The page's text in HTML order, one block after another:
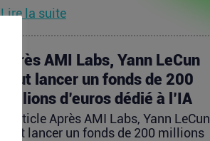
Lire la suite
Après AMI Labs, Yann LeCun
veut lancer un fonds de 200
millions d’euros dédié à l’IA
L’article Après AMI Labs, Yann LeCun
veut lancer un fonds de 200 millions